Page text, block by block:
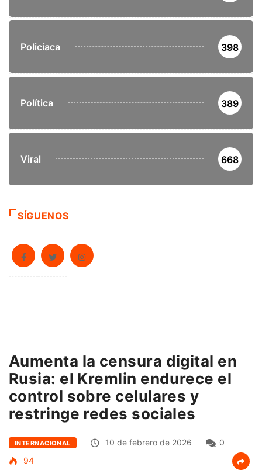
Policíaca 398
Política 389
Viral 668
SÍGUENOS
Aumenta la censura digital en
Rusia: el Kremlin endurece el
control sobre celulares y
restringe redes sociales
INTERNACIONAL 10 de febrero de 2026
0
94